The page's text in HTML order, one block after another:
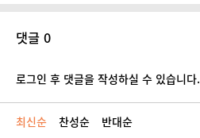
댓글 0
로그인 후 댓글을 작성하실 수 있습니다.
최신순 찬성순 반대순